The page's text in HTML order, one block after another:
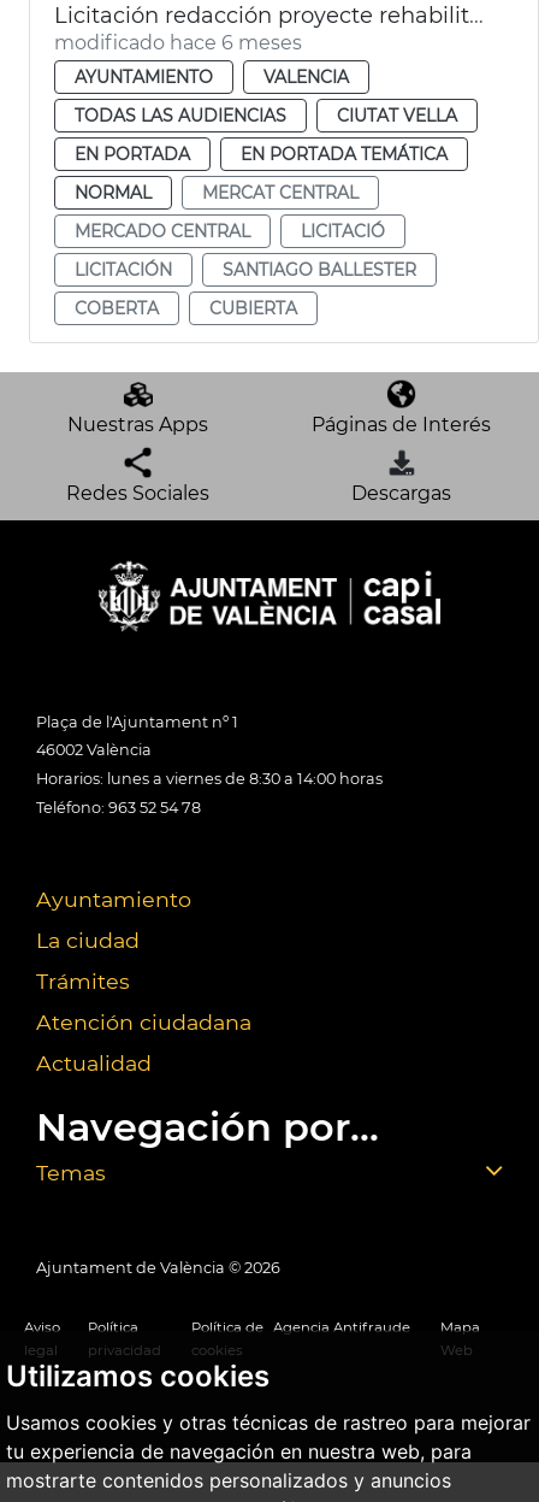
Utilizamos cookies
Usamos cookies y otras técnicas de rastreo para mejorar
tu experiencia de navegación en nuestra web, para
mostrarte contenidos personalizados y anuncios
Licitación redacción proyecte rehabilitación cubierta Mercado Central València
modificado hace 6 meses
AYUNTAMIENTO
VALENCIA
TODAS LAS AUDIENCIAS
CIUTAT VELLA
EN PORTADA
EN PORTADA TEMÁTICA
NORMAL
MERCAT CENTRAL
MERCADO CENTRAL
LICITACIÓ
LICITACIÓN
SANTIAGO BALLESTER
COBERTA
CUBIERTA
Nuestras Apps Páginas de Interés
Redes Sociales Descargas
Plaça de l'Ajuntament nº 1
46002 València
Horarios: lunes a viernes de 8:30 a 14:00 horas
Teléfono: 963 52 54 78
Ayuntamiento
La ciudad
Trámites
Atención ciudadana
Actualidad
Navegación por...
Temas
Ajuntament de València © 2026
Aviso
legal
Política
privacidad
Política de
cookies
Agencia Antifraude
Mapa
Web